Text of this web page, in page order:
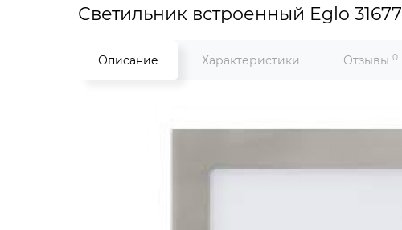
Светильник встроенный Eglo 31677
Описание Характеристики Отзывы 0